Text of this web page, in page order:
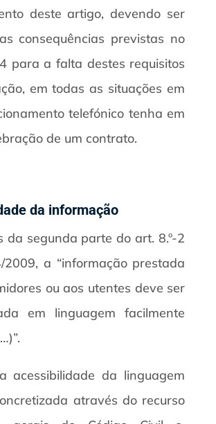
deste artigo, devendo ser
consequências previstas no
para a falta destes requisitos
em todas as situações em
telefónico tenha em
de um contrato.
da informação
da segunda parte do art. 8.º-2
a “informação prestada
ou aos utentes deve ser
em linguagem facilmente
acessibilidade da linguagem
através do recurso